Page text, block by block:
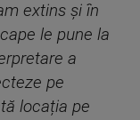
extins și în
le pune la
a
pe
locația pe